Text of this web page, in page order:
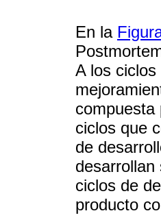
En la
A los
compuesta
ciclos que
de
ciclos de
producto